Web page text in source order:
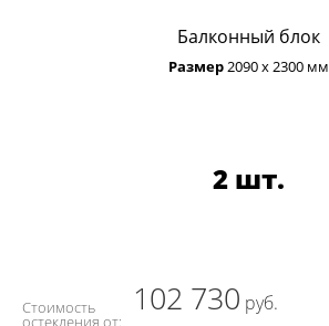
Балконный блок
Размер2090 х 2300 мм
2 шт.
Стоимость
остекления от:
102 730 руб.